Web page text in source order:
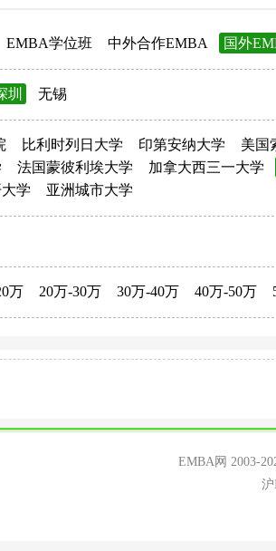
EMBA学位班 中外合作EMBA 国外
圳 无锡
比利时列日大学 印第安纳大学 美国
法国蒙彼利埃大学 加拿大西三一大学
学 亚洲城市大学
万 20万-30万 30万-40万 40万-50万
EMBA网 2003-
沪